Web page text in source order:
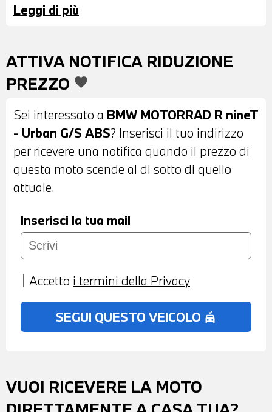
PERMUTA - POSSIBILITA' DI
Leggi di più
ATTIVA NOTIFICA RIDUZIONE
PREZZO favorite
Sei interessato a BMW MOTORRAD R nineT
- Urban G/S ABS? Inserisci il tuo indirizzo
per ricevere una notifica quando il prezzo di
questa moto scende al di sotto di quello
attuale.
Inserisci la tua mail
Accetto i termini della Privacy
SEGUI QUESTO VEICOLO no_crash
VUOI RICEVERE LA MOTO